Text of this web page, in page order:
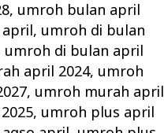
, umroh bulan april
, umroh di bulan
umroh di bulan april
april 2024, umroh
, umroh murah april
, umroh plus april